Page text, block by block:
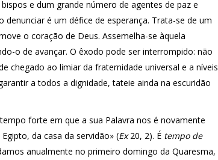
e dum grande número de agentes de paz e
é um défice de esperança. Trata-se de um
o coração de Deus. Assemelha-se àquela
o de avançar. O êxodo pode ser interrompido: não
chegado ao limiar da fraternidade universal e a níveis
a todos a dignidade, tateie ainda na escuridão
forte em que a sua Palavra nos é novamente
da casa da servidão» (Ex20, 2). É tempo de
anualmente no primeiro domingo da Quaresma,